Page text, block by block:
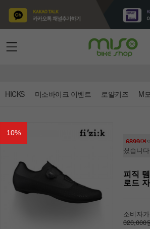
HICKS 미소바이크 이벤트 로얄키즈 M
10%
6899명
셨습니다
피직
로드
소비자가
320,000